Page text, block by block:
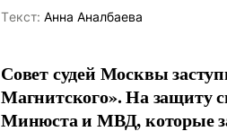
Tекст: Анна Аналбаева
Совет судей Москвы
Магнитского». На защиту
Минюста и МВД, которые